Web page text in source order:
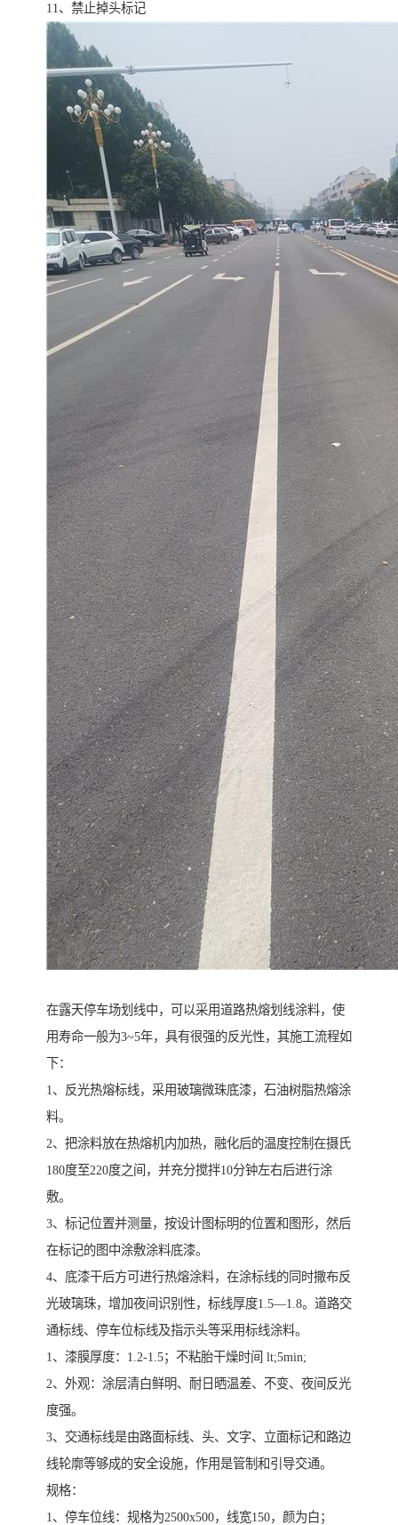
11、禁止掉头标记
在露天停车场划线中，可以采用道路热熔划线涂料，使
用寿命一般为3~5年，具有很强的反光性，其施工流程如
下：
1、反光热熔标线，采用玻璃微珠底漆，石油树脂热熔涂
料。
2、把涂料放在热熔机内加热，融化后的温度控制在摄氏
180度至220度之间，并充分搅拌10分钟左右后进行涂
敷。
3、标记位置并测量，按设计图标明的位置和图形，然后
在标记的图中涂敷涂料底漆。
4、底漆干后方可进行热熔涂料，在涂标线的同时撒布反
光玻璃珠，增加夜间识别性，标线厚度1.5—1.8。道路交
通标线、停车位标线及指示头等采用标线涂料。
1、漆膜厚度：1.2-1.5；不粘胎干燥时间 lt;5min;
2、外观：涂层清白鲜明、耐日晒温差、不变、夜间反光
度强。
3、交通标线是由路面标线、头、文字、立面标记和路边
线轮廓等够成的安全设施，作用是管制和引导交通。
规格：
1、停车位线：规格为2500x500，线宽150，颜为白；